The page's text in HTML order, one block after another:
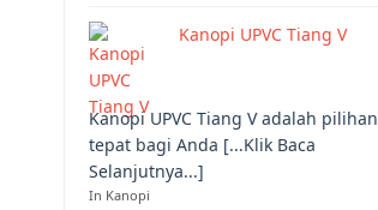
Kanopi UPVC Tiang V
Kanopi UPVC Tiang V adalah pilihan
tepat bagi Anda [...Klik Baca
Selanjutnya...]
In Kanopi